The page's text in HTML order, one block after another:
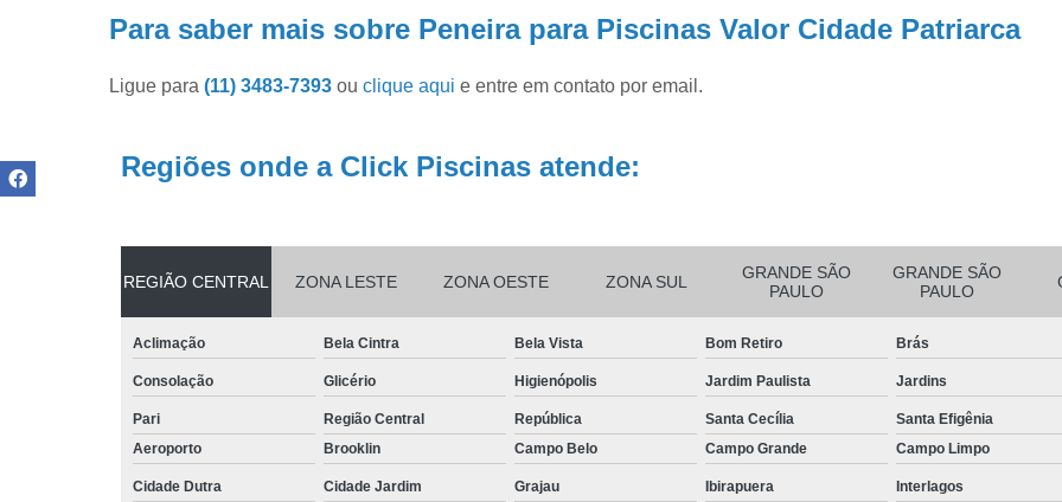
Filtro de água Piscina
Filtro de
Filtro de Poliéster para Piscina
Filtro para Piscina
Filtro para Piscina de 3000 Litros
Filtro para Piscina de Hotel
Filtro para
Filtro para Piscina Tipo a
Iluminação
Iluminação de Piscina Led
Iluminação na Piscina
Iluminação para
Para saber mais sobre Peneira para Piscinas Valor Cidade Patriarca
Ligue para (11) 3483-7393 ou clique aqui e entre em contato por email.
Regiões onde a Click Piscinas atende:
REGIÃO CENTRAL ZONA LESTE ZONA OESTE ZONA SUL
GRANDE SÃO
PAULO
GRANDE SÃO
PAULO
Aclimação Bela Cintra Bela Vista Bom Retiro Brás
Consolação Glicério Higienópolis Jardim Paulista Jardins
Pari Região Central República Santa Cecília Santa Efigênia
Aeroporto
Brooklin Campo Belo Campo Grande Campo Limpo
Cidade Dutra Cidade Jardim Grajau Ibirapuera Interlagos